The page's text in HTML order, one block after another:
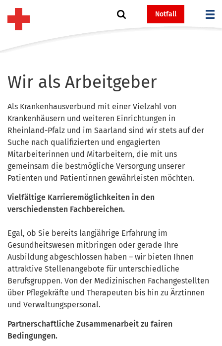
Notfall
Wir als Arbeitgeber
Als Krankenhausverbund mit einer Vielzahl von
Krankenhäusern und weiteren Einrichtungen in
Rheinland-Pfalz und im Saarland sind wir stets auf der
Suche nach qualifizierten und engagierten
Mitarbeiterinnen und Mitarbeitern, die mit uns
gemeinsam die bestmögliche Versorgung unserer
Patienten und Patientinnen gewährleisten möchten.
Vielfältige Karrieremöglichkeiten in den
verschiedensten Fachbereichen.
Egal, ob Sie bereits langjährige Erfahrung im
Gesundheitswesen mitbringen oder gerade Ihre
Ausbildung abgeschlossen haben – wir bieten Ihnen
attraktive Stellenangebote für unterschiedliche
Berufsgruppen. Von der Medizinischen Fachangestellten
über Pflegekräfte und Therapeuten bis hin zu Ärztinnen
und Verwaltungspersonal.
Partnerschaftliche Zusammenarbeit zu fairen
Bedingungen.